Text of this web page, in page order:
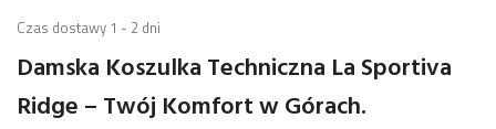
Czas dostawy 1 - 2 dni
Damska Koszulka Techniczna La Sportiva
Ridge – Twój Komfort w Górach.